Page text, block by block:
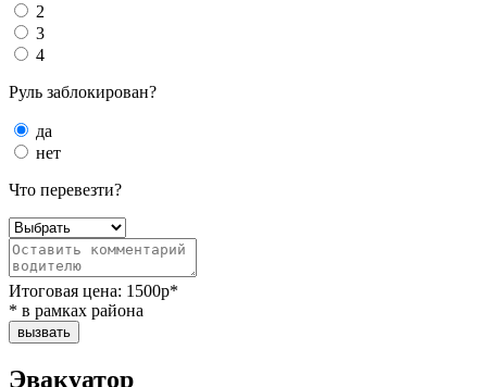
2
3
4
Руль заблокирован?
да
нет
Что перевезти?
Итоговая цена: 1500р*
* в рамках района
вызвать
Эвакуатор